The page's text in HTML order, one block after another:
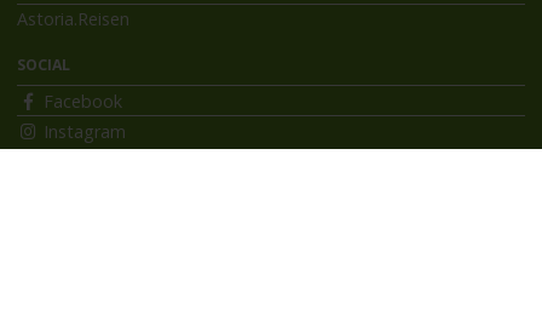
Astoria.Reisen
SOCIAL
Facebook
Instagram